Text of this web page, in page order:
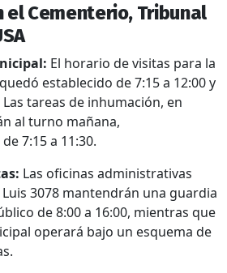
el Cementerio, Tribunal
El horario de visitas para la
establecido de 7:15 a 12:00 y
Las tareas de inhumación, en
al turno mañana,
7:15 a 11:30.
Las oficinas administrativas
Luis 3078 mantendrán una guardia
de 8:00 a 16:00, mientras que
operará bajo un esquema de